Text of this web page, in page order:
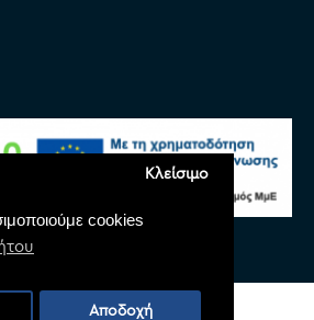
cookies
Κλείσιμο
Αποδοχή
Stechi, All Rights Reserved